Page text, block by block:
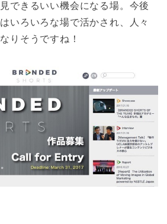
できるいい機会になる場。今後
いろいろな場で活かされ、人々
りそうですね！